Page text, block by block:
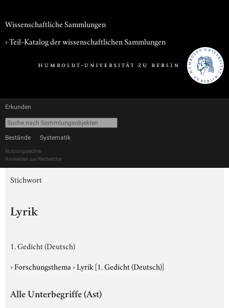
Wissenschaftliche Sammlungen
› Teil-Katalog der wissenschaftlichen Sammlungen
Erkunden
Bestände Systematik
Nutzungsrechte
Anmelden zur Recherche
Stichwort
Lyrik
1. Gedicht (Deutsch)
›Forschungsthema›Lyrik[1. Gedicht (Deutsch)]
Alle Unterbegriffe (Ast)